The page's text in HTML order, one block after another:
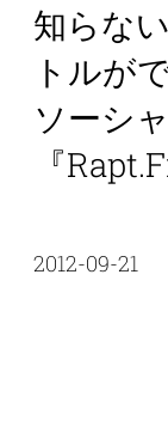
知らな
トルが
ソーシ
『
2012-09-21